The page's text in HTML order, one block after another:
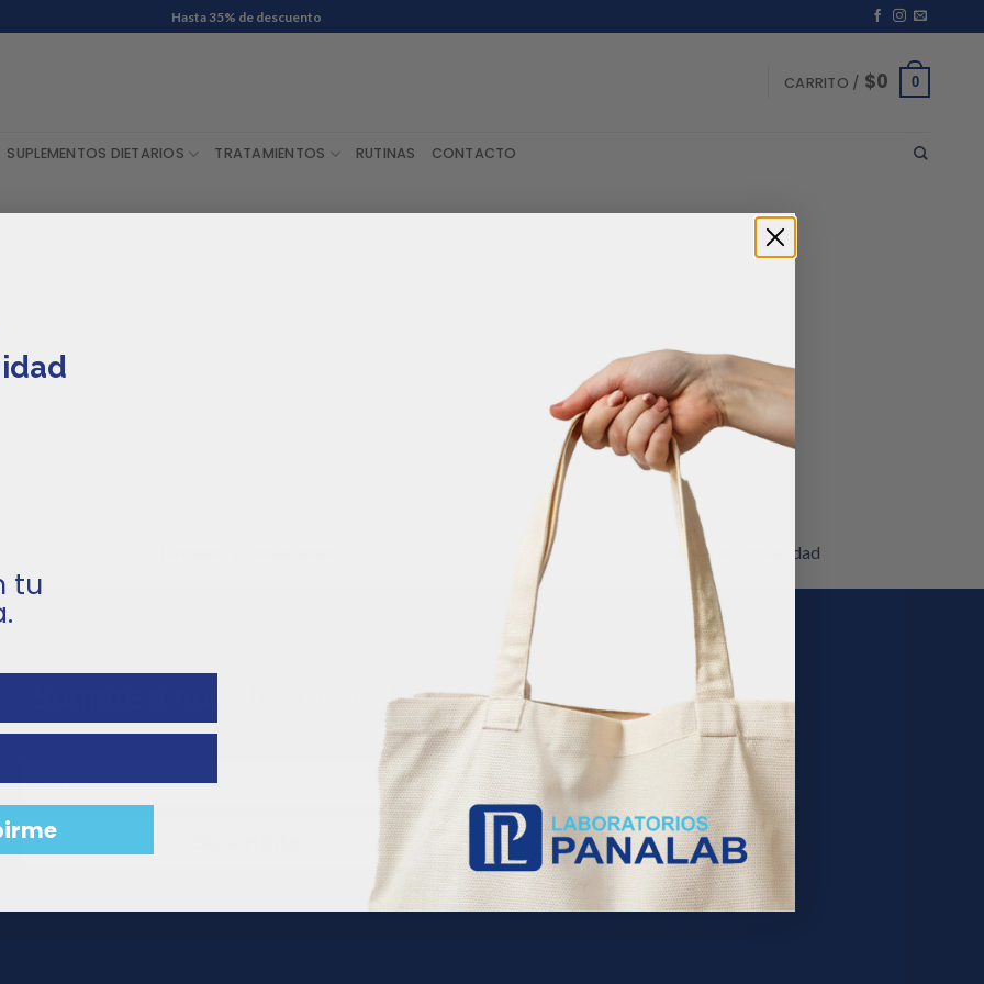
Envío Gratis en compras de $ 60.000 o más
CARRITO / $0 0
SUPLEMENTOS DIETARIOS TRATAMIENTOS RUTINAS CONTACTO
Política de Privacidad
Sumate a nuestras novedades
tu